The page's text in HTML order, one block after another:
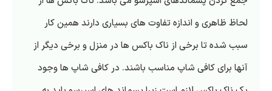
لحاظ ظاهری و اندازه تفاوت های بسیاری دارند همین کار
سبب شده تا برخی از ناک باکس ها در منزل و برخی دیگر از
آنها برای کافی شاپ مناسب باشند. در کافی شاپ ها وجود